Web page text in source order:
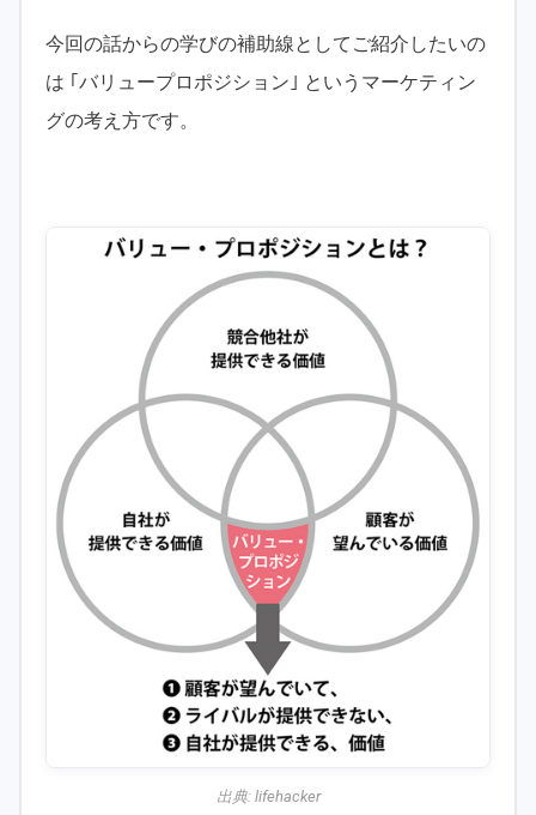
今回の話からの学びの補助線としてご紹介したいの
は ｢バリュープロポジション｣ というマーケティン
グの考え方です。
出典: lifehacker